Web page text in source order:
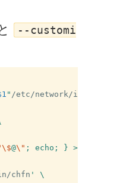
--customi
" /etc/network/
@\" ; echo; } >> /root/
chfn